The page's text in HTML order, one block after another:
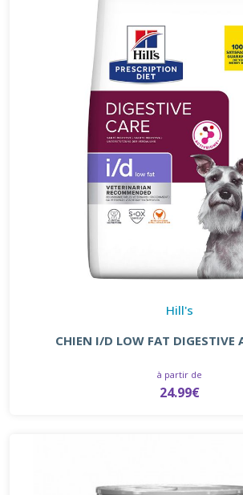
Hill's
CHIEN I/D LOW FAT DIGESTIVE
à partir de
24.99€